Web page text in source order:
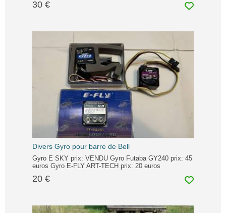
30 €
Divers Gyro pour barre de Bell
Gyro E SKY prix: VENDU Gyro Futaba GY240 prix: 45
euros Gyro E-FLY ART-TECH prix: 20 euros
20 €